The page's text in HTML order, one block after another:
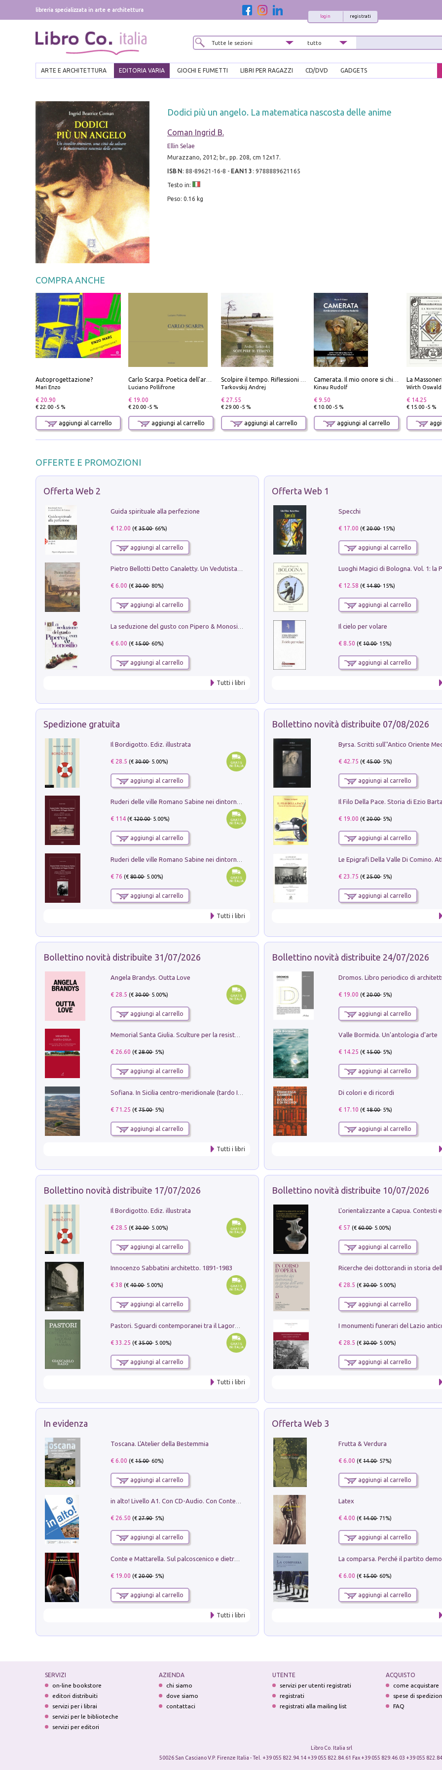
libreria specializzata in arte e architettura
registrati
login
ARTE E ARCHITETTURA EDITORIA VARIA GIOCHI E FUMETTI LIBRI PER RAGAZZI CD/DVD GADGETS
Dodici più un angelo. La matematica nascosta delle anime
Coman Ingrid B.
Ellin Selae
Murazzano, 2012; br., pp. 208, cm 12x17.
ISBN : 88-89621-16-8 - EAN13 : 9788889621165
Testo in:
Peso: 0.16 kg
COMPRA ANCHE
Autoprogettazione?
Mari Enzo
€ 20.90
€ 22.00 -5 %
aggiungi al carrello
Carlo Scarpa. Poetica dell'arredo. Tavoli e sedie-Poetics of furniture. Tables and chairs. Ediz. bilingue
Luciano Pollifrone
€ 19.00
€ 20.00 -5 %
aggiungi al carrello
Scolpire il tempo. Riflessioni sul cinema.
Tarkovskij Andrej
€ 27.55
€ 29.00 -5 %
aggiungi al carrello
Camerata. Il mio onore si chiama fedeltà
Kinau Rudolf
€ 9.50
€ 10.00 -5 %
aggiungi al carrello
Wirth Oswald
€ 14.25
€ 15.00 -5 %
OFFERTE E PROMOZIONI
Offerta Web 2
Guida spirituale alla perfezione
€ 12.00 (€35.00- 66%)
aggiungi al carrello
Pietro Bellotti Detto Canaletty. Un Vedutista Veneziano nella Francia dell'Ancien Régime
€ 6.00 (€30.00- 80%)
aggiungi al carrello
€ 6.00 (€15.00- 60%)
aggiungi al carrello
Tutti i libri
Offerta Web 1
Specchi
€ 17.00 (€20.00- 15%)
aggiungi al carrello
€ 12.58 (€14.80- 15%)
aggiungi al carrello
Il cielo per volare
€ 8.50 (€10.00- 15%)
aggiungi al carrello
Spedizione gratuita
Il Bordigotto. Ediz. illustrata
€ 28.5 (€30.00- 5.00%)
aggiungi al carrello
Ruderi delle ville Romano Sabine nei dintorni di Poggio Mirteto. Illustrati dal dott.re prof.re cav.re Ercole Nardi regio ispettore degli scavi e monumenti. Anno 1885. Tavole e studio. Con 25 tavole fuori testo in cartella editoriale
€ 114(€120.00- 5.00%)
aggiungi al carrello
€ 76 (€80.00- 5.00%)
aggiungi al carrello
Tutti i libri
Bollettino novità distribuite 07/08/2026
€ 42.75 (€45.00- 5%)
aggiungi al carrello
€ 19.00 (€20.00- 5%)
aggiungi al carrello
€ 23.75 (€25.00- 5%)
aggiungi al carrello
Bollettino novità distribuite 31/07/2026
Angela Brandys. Outta Love
€ 28.5 (€30.00- 5.00%)
aggiungi al carrello
Memorial Santa Giulia. Sculture per la resistenza Monchio di Palagano
€ 26.60 (€28.00- 5%)
aggiungi al carrello
€ 71.25 (€75.00- 5%)
aggiungi al carrello
Tutti i libri
Bollettino novità distribuite 24/07/2026
€ 19.00 (€20.00- 5%)
aggiungi al carrello
Valle Bormida. Un'antologia d'arte
€ 14.25 (€15.00- 5%)
aggiungi al carrello
Di colori e di ricordi
€ 17.10 (€18.00- 5%)
aggiungi al carrello
Bollettino novità distribuite 17/07/2026
Il Bordigotto. Ediz. illustrata
€ 28.5 (€30.00- 5.00%)
aggiungi al carrello
Innocenzo Sabbatini architetto. 1891-1983
€ 38 (€40.00- 5.00%)
aggiungi al carrello
Pastori. Sguardi contemporanei tra il Lagorai e la pianura. Ediz. illustrata
€ 33.25 (€35.00- 5.00%)
aggiungi al carrello
Tutti i libri
Bollettino novità distribuite 10/07/2026
€ 57 (€60.00- 5.00%)
aggiungi al carrello
€ 28.5 (€30.00- 5.00%)
aggiungi al carrello
€ 28.5 (€30.00- 5.00%)
aggiungi al carrello
In evidenza
Toscana. L'Atelier della Bestemmia
€ 6.00 (€15.00- 60%)
aggiungi al carrello
in alto! Livello A1. Con CD-Audio. Con Contenuto digitale per accesso on line
€ 26.50 (€27.90- 5%)
aggiungi al carrello
Conte e Mattarella. Sul palcoscenico e dietro le quinte del Quirinale. Un racconto sulle istituzioni
€ 19.00 (€20.00- 5%)
aggiungi al carrello
Tutti i libri
Offerta Web 3
Frutta & Verdura
€ 6.00 (€14.00- 57%)
aggiungi al carrello
Latex
€ 4.00 (€14.00- 71%)
aggiungi al carrello
€ 6.00 (€15.00- 60%)
aggiungi al carrello
SERVIZI
on-line bookstore
editori distribuiti
servizi per i librai
servizi per le biblioteche
servizi per editori
AZIENDA
chi siamo
dove siamo
contattaci
UTENTE
servizi per utenti registrati
registrati
registrati alla mailing list
ACQUISTO
come acquistare
spese di
FAQ
Libro Co. Italia srl
50026 San Casciano V.P. Firenze Italia - Tel. +39 055 822.94.14 +39 055 822.84.61 Fax +39 055 829.46.03 +39 055